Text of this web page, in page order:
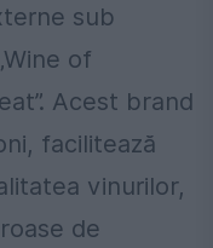
sub
of
Acest brand
facilitează
vinurilor,
de